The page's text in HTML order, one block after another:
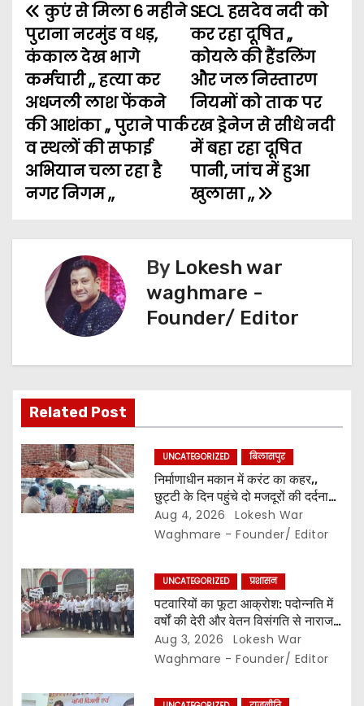
e
b
o
o
k
t
t
e
r
i
l
t
p
p
s
e
n
g
e
r
e
g
r
a
m
r
e
P
o
s
t
n
a
t
i
o
n
SECL हसदेव नदी को
कर रहा दूषित ,,
कोयले की हैंडलिंग
और जल निस्तारण
नियमों को ताक पर
रख ड्रेनेज से सीधे नदी
में बहा रहा दूषित
पानी, जांच में हुआ
खुलासा ,,
कुएं से मिला 6 महीने
पुराना नरमुंड व धड़,
कंकाल देख भागे
कर्मचारी ,, हत्या कर
अधजली लाश फेंकने
की आशंका ,, पुराने पार्क
व स्थलों की सफाई
अभियान चला रहा है
नगर निगम ,,
By Lokesh war
waghmare -
Founder/ Editor
Related Post
UNCATEGORIZED बिलासपुर
निर्माणाधीन मकान में करंट का कहर,,
छुट्टी के दिन पहुंचे दो मजदूरों की दर्दनाक
मौत,, सुरक्षा इंतजामों पर उठे सवाल…
Aug 4, 2026
Lokesh War
Waghmare - Founder/ Editor
UNCATEGORIZED प्रशासन
पटवारियों का फूटा आक्रोश: पदोन्नति में
वर्षों की देरी और वेतन विसंगति से नाराज,,
संघ ने कलेक्टर से की तत्काल कार्रवाई की
मांग…
Aug 3, 2026
Lokesh War
Waghmare - Founder/ Editor